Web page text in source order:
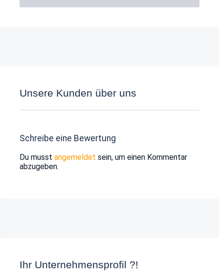
Unsere Kunden über uns
Schreibe eine Bewertung
Du musst angemeldet sein, um einen Kommentar
abzugeben.
Ihr Unternehmensprofil ?!